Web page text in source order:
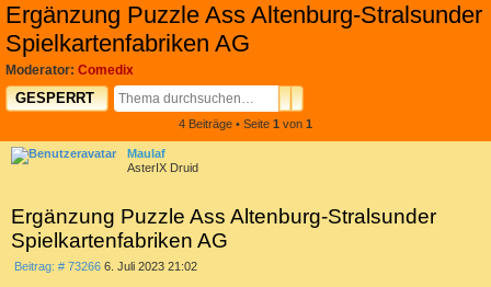
Ergänzung Puzzle Ass Altenburg-Stralsunder
Spielkartenfabriken AG
Moderator: Comedix
GESPERRT SUCHE
ERWEITERTE SUCHE
4 Beiträge • Seite 1 von 1
Maulaf
AsterIX Druid
Ergänzung Puzzle Ass Altenburg-Stralsunder
Spielkartenfabriken AG
Beitrag: # 73266B6. Juli 2023 21:02